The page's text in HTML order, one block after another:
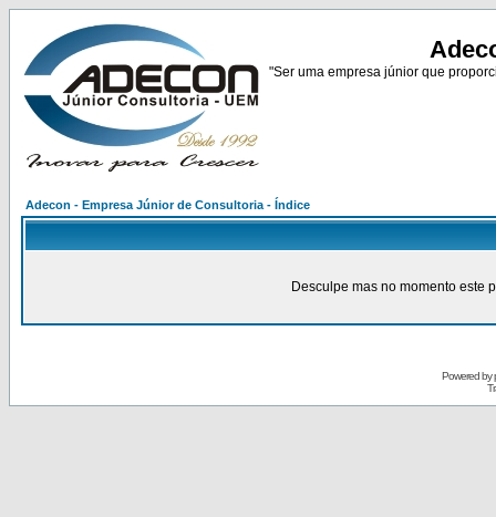
"Ser uma empresa júnior que
Adecon - Empresa Júnior de Consultoria - Índice
Desculpe mas no momento este
Powered by